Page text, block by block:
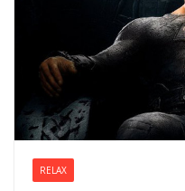
RELAX